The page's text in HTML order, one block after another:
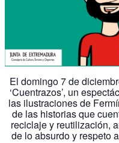
El domingo 7 de
‘Cuentrazos’, un
las ilustraciones de
de las historias que
reciclaje y reutilización,
de lo absurdo y respeto